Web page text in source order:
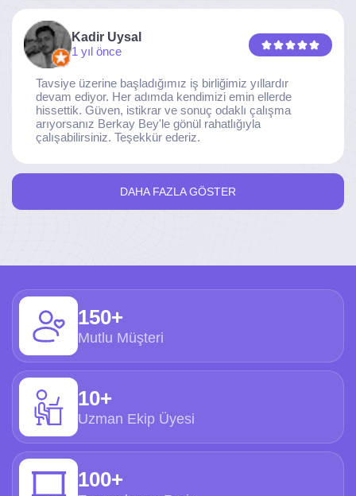
Kadir Uysal
1 yıl önce
Tavsiye üzerine başladığımız iş birliğimiz yıllardır
devam ediyor. Her adımda kendimizi emin ellerde
hissettik. Güven, istikrar ve sonuç odaklı çalışma
arıyorsanız Berkay Bey'le gönül rahatlığıyla
çalışabilirsiniz. Teşekkür ederiz.
DAHA FAZLA GÖSTER
150+
Mutlu Müşteri
10+
Uzman Ekip Üyesi
100+